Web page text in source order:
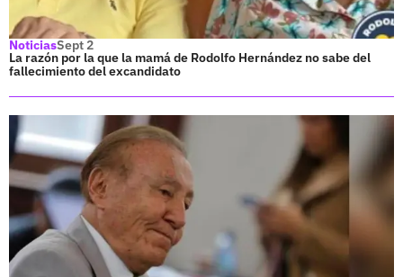
NoticiasSept 2
La razón por la que la mamá de Rodolfo Hernández no sabe del
fallecimiento del excandidato